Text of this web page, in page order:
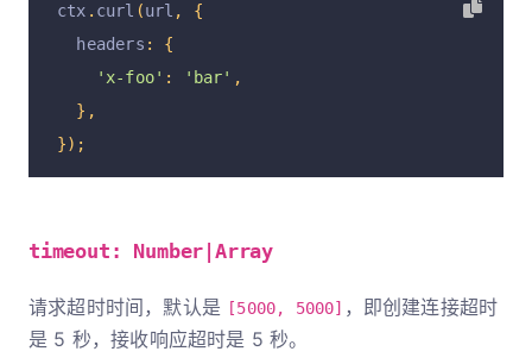
ctx . curl (url ,
{
  headers
:
{
'x-foo' : 'bar' ,
},
});
timeout: Number|Array
请求超时时间，默认是 [5000, 5000] ，即创建连接超时
是 5 秒，接收响应超时是 5 秒。